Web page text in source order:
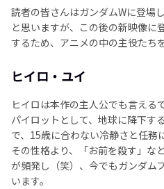
読者の皆さんはガンダムWに登場
と思いますが、この後の新映像に
するため、アニメの中の主役たち
ヒイロ・ユイ
ヒイロは本作の主人公でも言える
パイロットとして、地球に降下す
で、15歳に合わない冷静さと任務
その性格より、「お前を殺す」な
が頻発し（笑）、今でもガンダム
います。